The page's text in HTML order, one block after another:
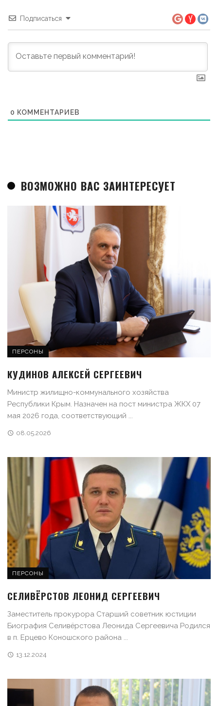
Подписаться
0 КОММЕНТАРИЕВ
ВОЗМОЖНО ВАС ЗАИНТЕРЕСУЕТ
ПЕРСОНЫ
КУДИНОВ АЛЕКСЕЙ СЕРГЕЕВИЧ
Министр жилищно-коммунального хозяйства
Республики Крым. Назначен на пост министра ЖКХ 07
мая 2026 года, соответствующий ...
08.05.2026
ПЕРСОНЫ
СЕЛИВЁРСТОВ ЛЕОНИД СЕРГЕЕВИЧ
Заместитель прокурора Старший советник юстиции
Биография Селивёрстова Леонида Сергеевича Родился
в п. Ерцево Коношского района ...
13.12.2024